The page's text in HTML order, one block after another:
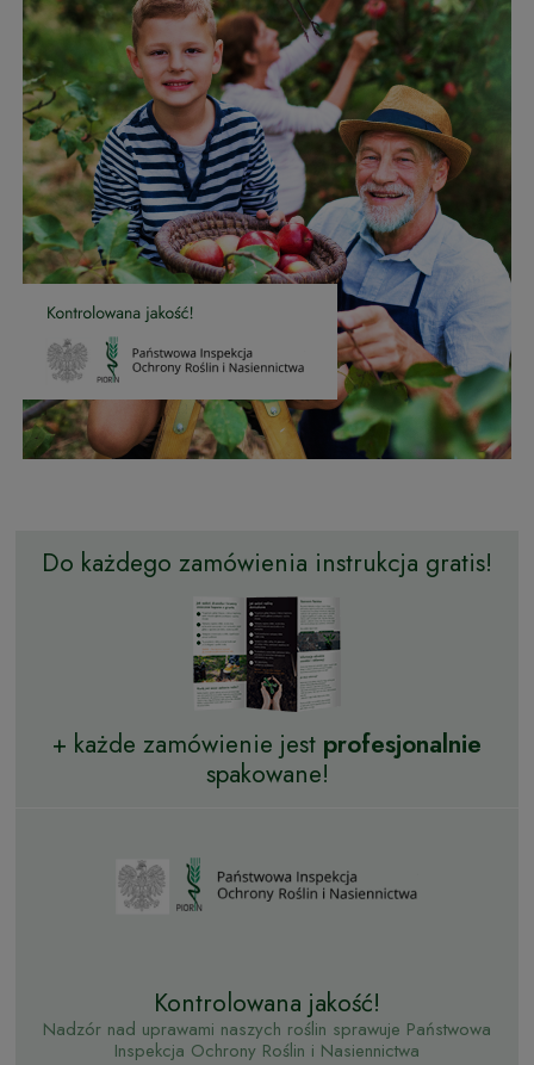
Do każdego zamówienia instrukcja gratis!
+ każde zamówienie jest profesjonalnie
spakowane!
Kontrolowana jakość!
Nadzór nad uprawami naszych roślin sprawuje Państwowa
Inspekcja Ochrony Roślin i Nasiennictwa